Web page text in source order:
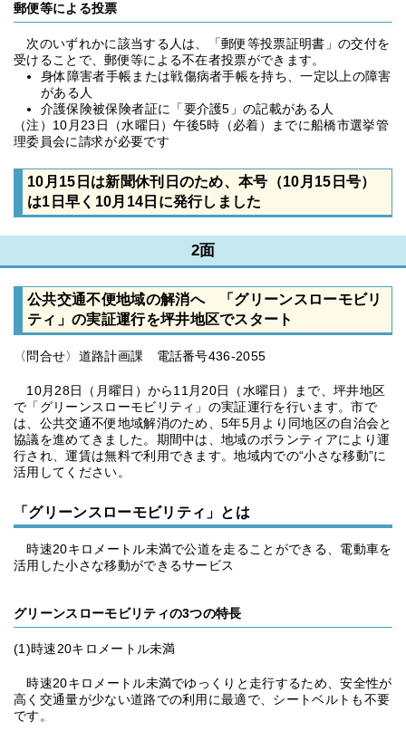
郵便等による投票
次のいずれかに該当する人は、「郵便等投票証明書」の交付を
受けることで、郵便等による不在者投票ができます。
身体障害者手帳または戦傷病者手帳を持ち、一定以上の障害
がある人
介護保険被保険者証に「要介護5」の記載がある人
（注）10月23日（水曜日）午後5時（必着）までに船橋市選挙管
理委員会に請求が必要です
10月15日は新聞休刊日のため、本号（10月15日号）
は1日早く10月14日に発行しました
2面
公共交通不便地域の解消へ 「グリーンスローモビリ
ティ」の実証運行を坪井地区でスタート
〈問合せ〉道路計画課 電話番号436-2055
10月28日（月曜日）から11月20日（水曜日）まで、坪井地区
で「グリーンスローモビリティ」の実証運行を行います。市で
は、公共交通不便地域解消のため、5年5月より同地区の自治会と
協議を進めてきました。期間中は、地域のボランティアにより運
行され、運賃は無料で利用できます。地域内での“小さな移動”に
活用してください。
「グリーンスローモビリティ」とは
時速20キロメートル未満で公道を走ることができる、電動車を
活用した小さな移動ができるサービス
グリーンスローモビリティの3つの特長
(1)時速20キロメートル未満
時速20キロメートル未満でゆっくりと⾛⾏するため、安全性が
高く交通量が少ない道路での利⽤に最適で、シートベルトも不要
です。